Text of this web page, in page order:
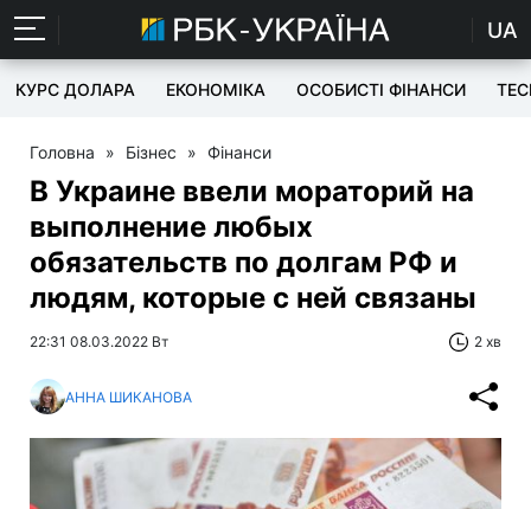
UA
КУРС ДОЛАРА ЕКОНОМІКА ОСОБИСТІ ФІНАНСИ
Головна » Бізнес » Фінанси
В Украине ввели мораторий на
выполнение любых
обязательств по долгам РФ и
людям, которые с ней связаны
22:31 08.03.2022 Вт 2 хв
АННА ШИКАНОВА